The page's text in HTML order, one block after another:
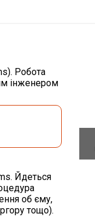
Робота
інженером
Йдеться
об єму,
тощо).